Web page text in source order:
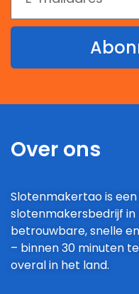
Over ons
Slotenmakertao is
slotenmakersbedrijf
betrouwbare, snelle
– binnen 30 minuten
overal in het land.